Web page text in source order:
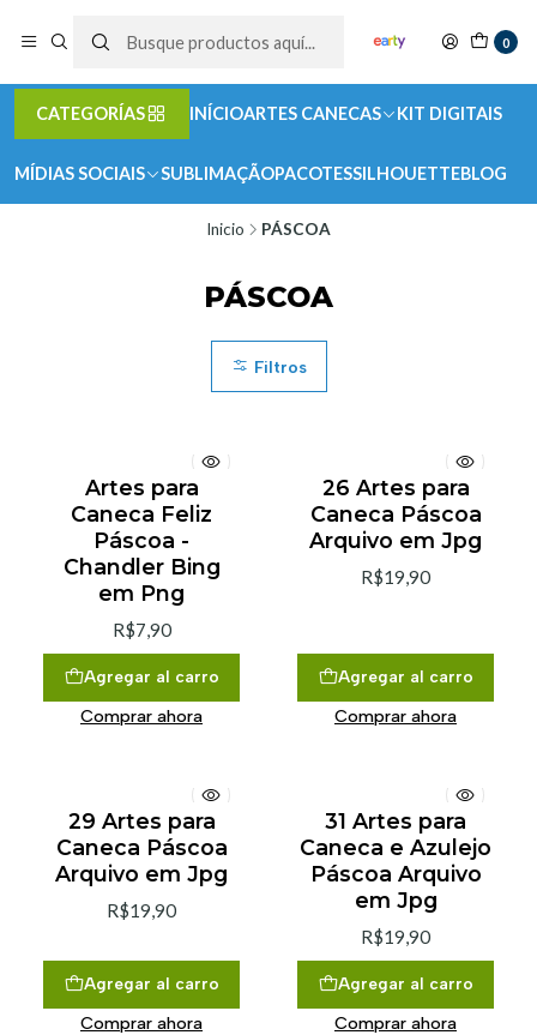
0
CATEGORÍAS INÍCIOARTES CANECAS KIT DIGITAIS
MÍDIAS SOCIAIS SUBLIMAÇÃOPACOTESSILHOUETTEBLOG
Inicio PÁSCOA
PÁSCOA
Filtros
Artes para
Caneca Feliz
Páscoa -
Chandler Bing
em Png
R$7,90
Agregar al carro
Comprar ahora
26 Artes para
Caneca Páscoa
Arquivo em Jpg
R$19,90
Agregar al carro
Comprar ahora
29 Artes para
Caneca Páscoa
Arquivo em Jpg
R$19,90
Agregar al carro
Comprar ahora
31 Artes para
Caneca e Azulejo
Páscoa Arquivo
em Jpg
R$19,90
Agregar al carro
Comprar ahora